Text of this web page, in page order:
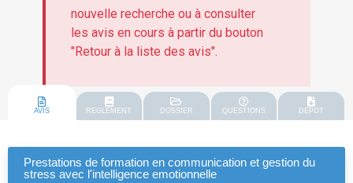
nouvelle recherche ou à consulter
les avis en cours à partir du bouton
"Retour à la liste des avis".
AVIS REGLEMENT DOSSIER QUESTIONS DEPOT
Prestations de formation en communication et gestion du
stress avec l'intelligence emotionnelle